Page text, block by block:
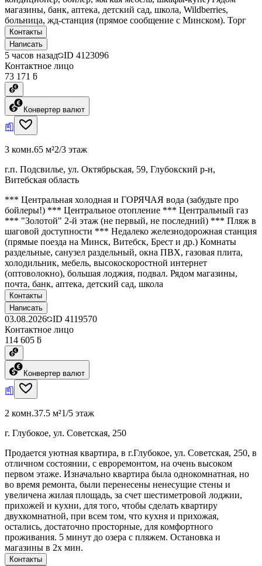
магазины, банк, аптека, детский сад, школа, Wildberries,
больница, жд-станция (прямое сообщение с Минском). Торг
Контакты
Написать
5 часов назад ID 4123096
Контактное лицо
73 171 ƃ
Конвертер валют
3 комн.65 м²2/3 этаж
г.п. Подсвилье, ул. Октябрьская, 59, Глубокский р-н,
Витебская область
*** Центральная холодная и ГОРЯЧАЯ вода (забудьте про
бойлеры!) *** Центральное отопление *** Центральный газ
*** "Золотой" 2-й этаж (не первый, не последний) *** Пляж в
шаговой доступности *** Недалеко железнодорожная станция
(прямые поезда на Минск, Витебск, Брест и др.) Комнаты
раздельные, санузел раздельный, окна ПВХ, газовая плита,
холодильник, мебель, высокоскоростной интернет
(оптоволокно), большая лоджия, подвал. Рядом магазины,
почта, банк, аптека, детский сад, школа
Контакты
Написать
03.08.2026 ID 4119570
Контактное лицо
114 605 ƃ
Конвертер валют
2 комн.37.5 м²1/5 этаж
г. Глубокое, ул. Советская, 250
Продается уютная квартира, в г.Глубокое, ул. Советская, 250, в
отличном состоянии, с евроремонтом, на очень высоком
первом этаже. Изначально квартира была однокомнатная, но
во время ремонта, были перенесены ненесущие стены и
увеличена жилая площадь, за счет шестиметровой лоджии,
прихожей и кухни, для того, чтобы сделать квартиру
двухкомнатной, при всем том, что кухня и прихожая,
остались, достаточно просторные, для комфортного
проживания. 5 минут до озера с пляжем. Остановка и
магазины в 2х мин.
Контакты